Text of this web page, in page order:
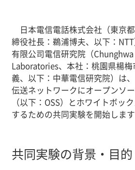
日本電信電話株式会社（東京
締役社長：鵜浦博夫、以下：
有限公司電信研究院（
Laboratories、本社：桃園県楊
義、以下：中華電信研究院）は
伝送ネットワークにオープンソ
（以下：OSS）とホワイトボッ
するための共同実験を開始します
共同実験の背景・目的